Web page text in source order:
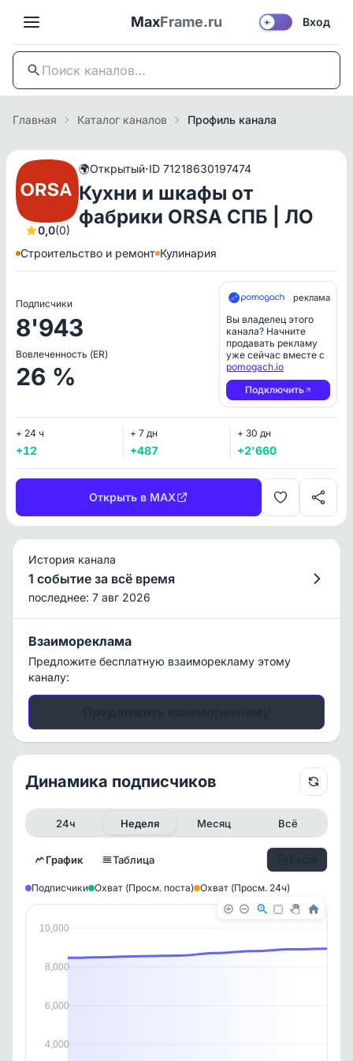
MaxFrame.ru ☀️ Вход
Главная Каталог каналов Профиль канала
0,0(0)
🌍Открытый·ID 71218630197474
Кухни и шкафы от
фабрики ORSA СПБ | ЛО
Строительство и ремонт Кулинария
Подписчики
8'943
Вовлеченность (ER)
26 %
реклама
Вы владелец этого
канала? Начните
продавать рекламу
уже сейчас вместе с
pomogach.io
Подключить
+ 24 ч
+12
+ 7 дн
+487
+ 30 дн
+2'660
Открыть в MAX
История канала
1 событие за всё время
последнее: 7 авг 2026
Взаимореклама
Предложите бесплатную взаиморекламу этому
каналу:
История канала
Динамика подписчиков
24ч Неделя Месяц Всё
График Таблица
Подписчики Охват (Просм. поста) Охват (Просм. 24ч)
10,000
8,000
6,000
4,000